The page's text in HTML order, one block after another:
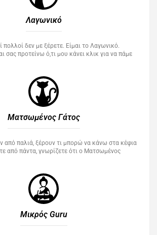
Λαγωνικό
πολλοί δεν με ξέρετε. Είμαι το Λαγωνικό.
σας προτείνω ό,τι μου κάνει κλικ για να πάμε
Ματσωμένος Γάτος​
από παλιά, ξέρουν τι μπορώ να κάνω στα κέφια
από πάντα, γνωρίζετε ότι ο Ματσωμένος
Μικρός Guru​